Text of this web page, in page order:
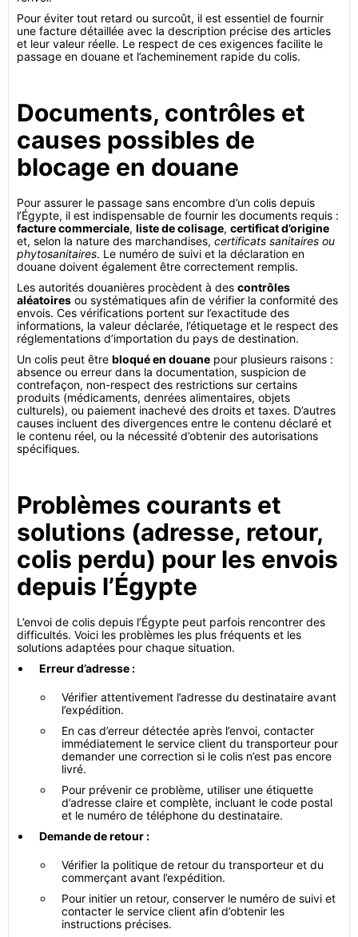
Pour éviter tout retard ou surcoût, il est essentiel de fournir
une facture détaillée avec la description précise des articles
et leur valeur réelle. Le respect de ces exigences facilite le
passage en douane et l’acheminement rapide du colis.
Documents, contrôles et
causes possibles de
blocage en douane
Pour assurer le passage sans encombre d’un colis depuis
l’Égypte, il est indispensable de fournir les documents requis :
facture commerciale, liste de colisage, certificat d’origine
et, selon la nature des marchandises, certificats sanitaires ou
phytosanitaires. Le numéro de suivi et la déclaration en
douane doivent également être correctement remplis.
Les autorités douanières procèdent à des contrôles
aléatoires ou systématiques afin de vérifier la conformité des
envois. Ces vérifications portent sur l’exactitude des
informations, la valeur déclarée, l’étiquetage et le respect des
réglementations d’importation du pays de destination.
Un colis peut être bloqué en douane pour plusieurs raisons :
absence ou erreur dans la documentation, suspicion de
contrefaçon, non-respect des restrictions sur certains
produits (médicaments, denrées alimentaires, objets
culturels), ou paiement inachevé des droits et taxes. D’autres
causes incluent des divergences entre le contenu déclaré et
le contenu réel, ou la nécessité d’obtenir des autorisations
spécifiques.
Problèmes courants et
solutions (adresse, retour,
colis perdu) pour les envois
depuis l’Égypte
L’envoi de colis depuis l’Égypte peut parfois rencontrer des
difficultés. Voici les problèmes les plus fréquents et les
solutions adaptées pour chaque situation.
Erreur d’adresse :
Vérifier attentivement l’adresse du destinataire avant
l’expédition.
En cas d’erreur détectée après l’envoi, contacter
immédiatement le service client du transporteur pour
demander une correction si le colis n’est pas encore
livré.
Pour prévenir ce problème, utiliser une étiquette
d’adresse claire et complète, incluant le code postal
et le numéro de téléphone du destinataire.
Demande de retour :
Vérifier la politique de retour du transporteur et du
commerçant avant l’expédition.
Pour initier un retour, conserver le numéro de suivi et
contacter le service client afin d’obtenir les
instructions précises.